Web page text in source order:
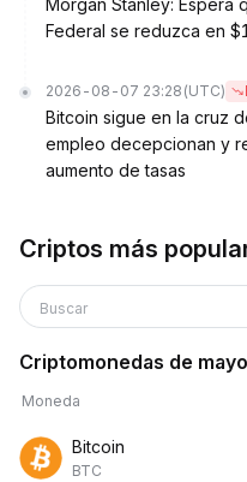
Morgan Stanley: Espera
Federal se reduzca en
2026-08-07 23:28 (UTC)
Bitcoin sigue en la cruz
empleo decepcionan y
aumento de tasas
Criptos más
Buscar
Criptomonedas de
Moneda
Bitcoin
BTC